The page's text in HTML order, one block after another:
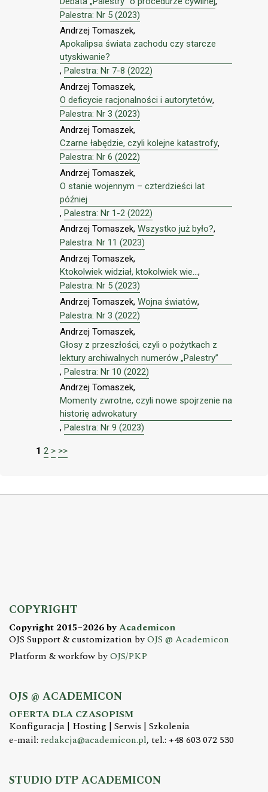
Palestra: Nr 5 (2023)
Andrzej Tomaszek,
Apokalipsa świata zachodu czy starcze
utyskiwanie?
, Palestra: Nr 7-8 (2022)
Andrzej Tomaszek,
O deficycie racjonalności i autorytetów,
Palestra: Nr 3 (2023)
Andrzej Tomaszek,
Czarne łabędzie, czyli kolejne katastrofy,
Palestra: Nr 6 (2022)
Andrzej Tomaszek,
O stanie wojennym – czterdzieści lat
później
, Palestra: Nr 1-2 (2022)
Andrzej Tomaszek, Wszystko już było?,
Palestra: Nr 11 (2023)
Andrzej Tomaszek,
Ktokolwiek widział, ktokolwiek wie...,
Palestra: Nr 5 (2023)
Andrzej Tomaszek, Wojna światów,
Palestra: Nr 3 (2022)
Andrzej Tomaszek,
Głosy z przeszłości, czyli o pożytkach z
lektury archiwalnych numerów „Palestry”
, Palestra: Nr 10 (2022)
Andrzej Tomaszek,
Momenty zwrotne, czyli nowe spojrzenie na
historię adwokatury
, Palestra: Nr 9 (2023)
1 2 > >>
COPYRIGHT
Copyright 2015–2026 byAcademicon
OJS Support & customization byOJS @ Academicon
Platform & workfow byOJS/PKP
OJS @ ACADEMICON
OFERTA DLA CZASOPISM
Konfiguracja | Hosting | Serwis | Szkolenia
e-mail: redakcja@academicon.pl, tel.: +48 603 072 530
STUDIO DTP ACADEMICON